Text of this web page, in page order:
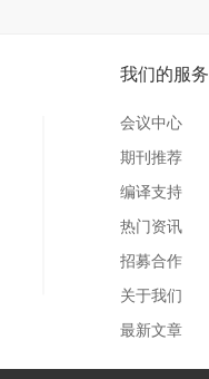
我们的服务
会议中心
期刊推荐
编译支持
热门资讯
招募合作
关于我们
最新文章